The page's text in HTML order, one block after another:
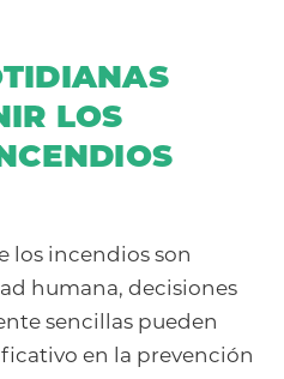
LOS
los incendios son
humana, decisiones
sencillas pueden
en la prevención